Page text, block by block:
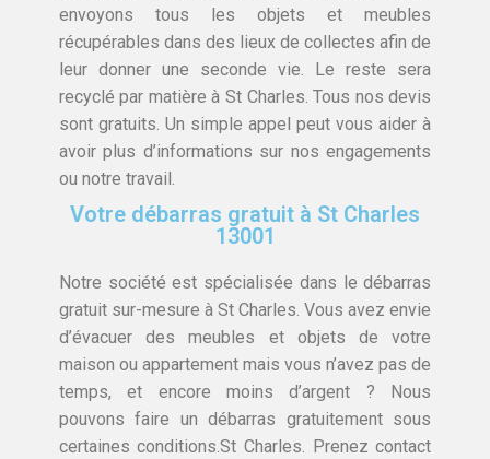
envoyons tous les objets et meubles
récupérables dans des lieux de collectes afin de
leur donner une seconde vie. Le reste sera
recyclé par matière à St Charles. Tous nos devis
sont gratuits. Un simple appel peut vous aider à
avoir plus d’informations sur nos engagements
ou notre travail.
Votre débarras gratuit à St Charles
13001
Notre société est spécialisée dans le débarras
gratuit sur-mesure à St Charles. Vous avez envie
d’évacuer des meubles et objets de votre
maison ou appartement mais vous n’avez pas de
temps, et encore moins d’argent ? Nous
pouvons faire un débarras gratuitement sous
certaines conditions.St Charles. Prenez contact